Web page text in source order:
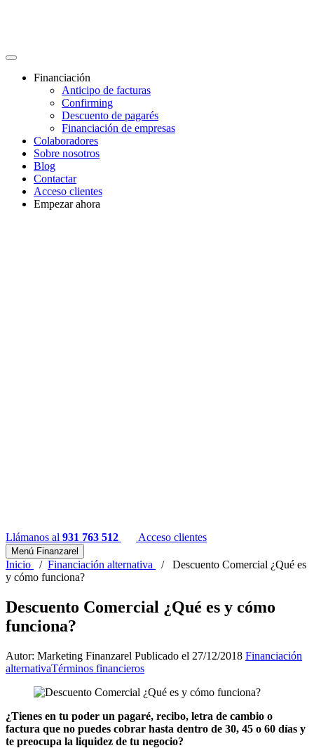
Financiación
Anticipo de facturas
Confirming
Descuento de pagarés
Financiación de empresas
Colaboradores
Sobre nosotros
Blog
Contactar
Acceso clientes
Empezar ahora
Llámanos al 931 763 512 Acceso clientes
Menú Finanzarel
Inicio / Financiación alternativa / Descuento Comercial ¿Qué es
y cómo funciona?
Descuento Comercial ¿Qué es y cómo
funciona?
Autor: Marketing Finanzarel Publicado el 27/12/2018 Financiación
alternativaTérminos financieros
¿Tienes en tu poder un pagaré, recibo, letra de cambio o
factura que no puedes cobrar hasta dentro de 30, 45 o 60 días y
te preocupa la liquidez de tu negocio?